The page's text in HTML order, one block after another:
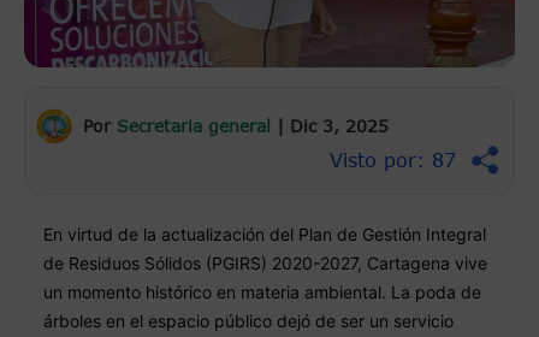
Por Secretaria general | Dic 3, 2025
Visto por: 87
En virtud de la actualización del Plan de Gestión Integral
de Residuos Sólidos (PGIRS) 2020-2027, Cartagena vive
un momento histórico en materia ambiental. La poda de
árboles en el espacio público dejó de ser un servicio